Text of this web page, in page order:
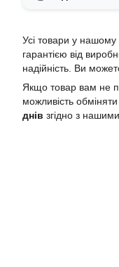
Усі товари у нашому
гарантією від
надійність. Ви
Якщо товар вам не
можливість
днів згідно з нашими